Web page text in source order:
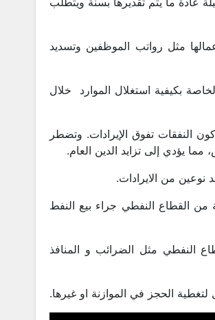
مثل رواتب الموظفين وتسديد
بكيفية استغلال الموارد خلال
النفقات تفوق الإيرادات. وتضطر
يؤدي إلى تزايد الدين العام.
نوعين من الايرادات.
من القطاع النفطي جراء بيع النفط
النفطي مثل الضرائب و المنافذ
الحجز في الموازنة او غيرها.